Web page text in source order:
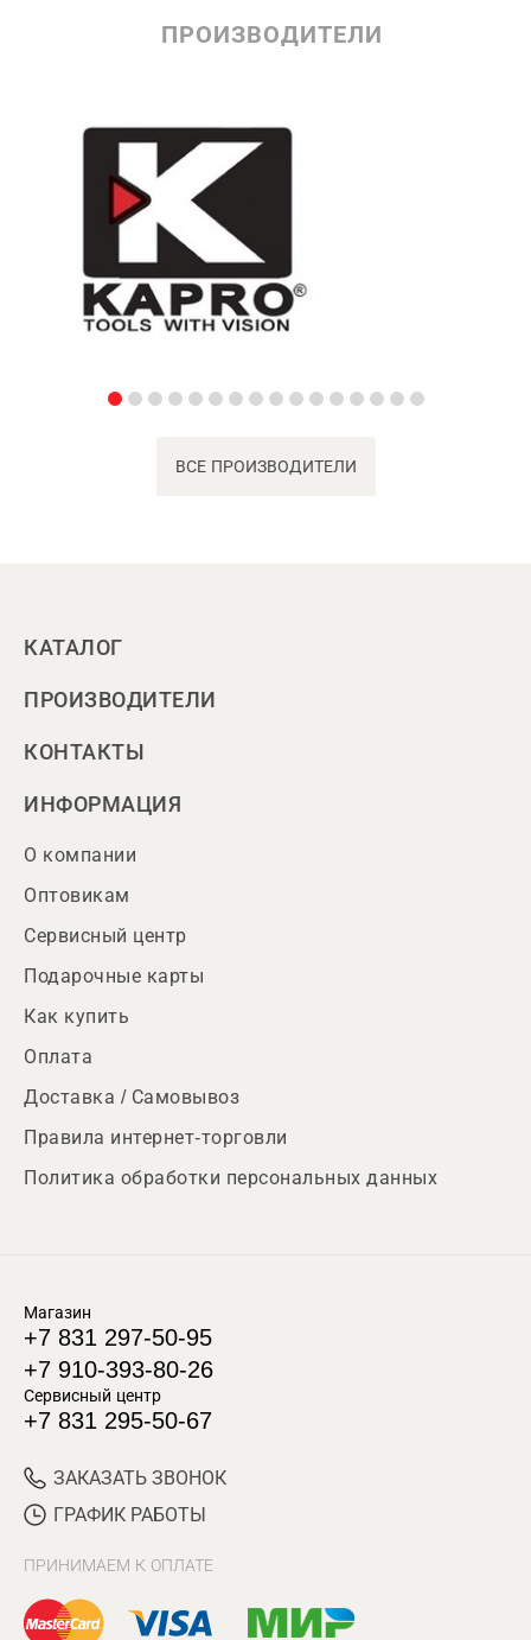
ПРОИЗВОДИТЕЛИ
ВСЕ ПРОИЗВОДИТЕЛИ
КАТАЛОГ
ПРОИЗВОДИТЕЛИ
КОНТАКТЫ
ИНФОРМАЦИЯ
О компании
Оптовикам
Сервисный центр
Подарочные карты
Как купить
Оплата
Доставка / Самовывоз
Правила интернет-торговли
Политика обработки персональных данных
Магазин
+7 831 297-50-95
+7 910-393-80-26
Сервисный центр
+7 831 295-50-67
ЗАКАЗАТЬ ЗВОНОК
ГРАФИК РАБОТЫ
ПРИНИМАЕМ К ОПЛАТЕ